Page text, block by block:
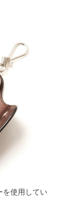
を使用してい